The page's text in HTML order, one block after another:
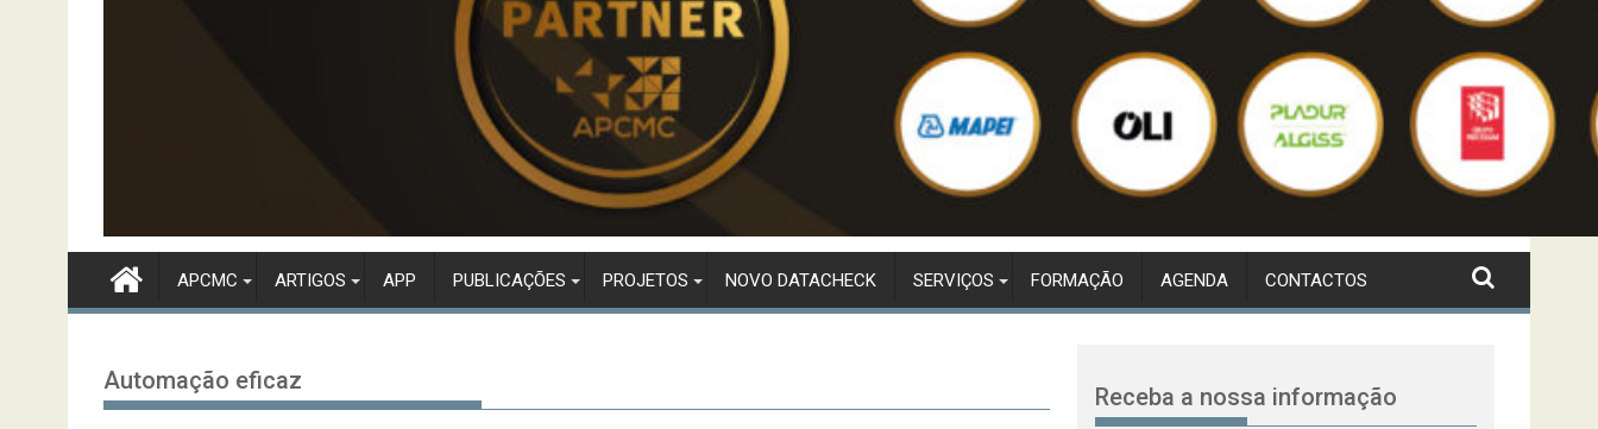
APCMC ARTIGOS APP PUBLICAÇÕES PROJETOS NOVO DATACHECK SERVIÇOS FORMAÇÃO AGENDA CONTACTOS
Automação eficaz
Receba a nossa informação